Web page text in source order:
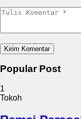
Popular Post
1
Tokoh